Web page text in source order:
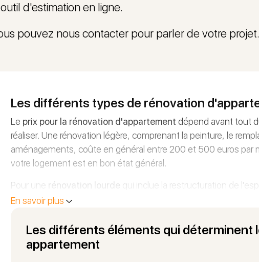
d'estimation en ligne.
pouvez nous contacter pour parler de votre projet.
Les différents types de rénovation
Le prix pour la rénovation d'appartement dépend avant tout
réaliser. Une rénovation légère, comprenant la peinture, le
aménagements, coûte en général entre 200 et 500 euros par
votre logement est en bon état général.
Pour une rénovation lourde qui inclue la restructuration de
réfection complète de l'électricité et de la plomberie, comptez
travaux. Une rénovation partielle, ciblant une ou deux pièces
bain, représente un budget intermédiaire adapté à vos besoins
En savoir plus
Les différents éléments qui déterminent
appartement